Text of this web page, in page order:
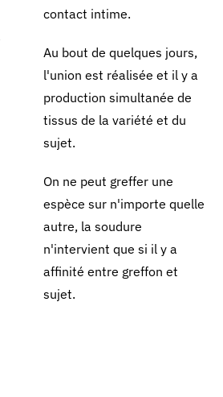
contact intime.
Au bout de quelques jours,
l'union est réalisée et il y a
production simultanée de
tissus de la variété et du
sujet.
On ne peut greffer une
espèce sur n'importe quelle
autre, la soudure
n'intervient que si il y a
affinité entre greffon et
sujet.